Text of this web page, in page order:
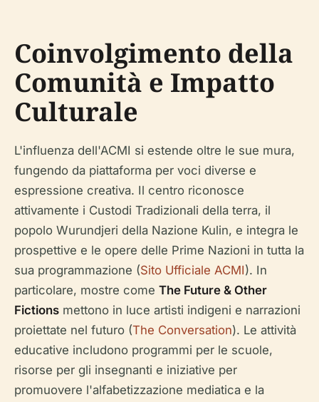
Coinvolgimento della
Comunità e Impatto
Culturale
L'influenza dell'ACMI si estende oltre le sue mura,
fungendo da piattaforma per voci diverse e
espressione creativa. Il centro riconosce
attivamente i Custodi Tradizionali della terra, il
popolo Wurundjeri della Nazione Kulin, e integra le
prospettive e le opere delle Prime Nazioni in tutta la
sua programmazione (Sito Ufficiale ACMI). In
particolare, mostre come The Future & Other
Fictions mettono in luce artisti indigeni e narrazioni
proiettate nel futuro (The Conversation). Le attività
educative includono programmi per le scuole,
risorse per gli insegnanti e iniziative per
promuovere l'alfabetizzazione mediatica e la